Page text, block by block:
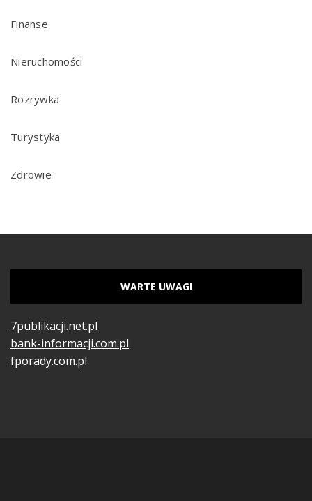
Finanse
Nieruchomości
Rozrywka
Turystyka
Zdrowie
WARTE UWAGI
7publikacji.net.pl
bank-informacji.com.pl
fporady.com.pl